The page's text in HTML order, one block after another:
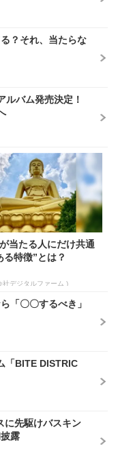
？それ、当たらな
バム発売決定！
当たる人にだけ共通
る特徴”とは？
社デジタルファーム )
「〇〇するべき」
「BITE DISTRIC
に先駆けバスキン
露